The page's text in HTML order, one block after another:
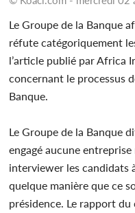
Le Groupe de la Banque
réfute catégoriquement
l’article publié par Africa
concernant le processus
Banque.
Le Groupe de la Banque
engagé aucune
interviewer les candidats
quelque manière que ce
présidence. Le rapport